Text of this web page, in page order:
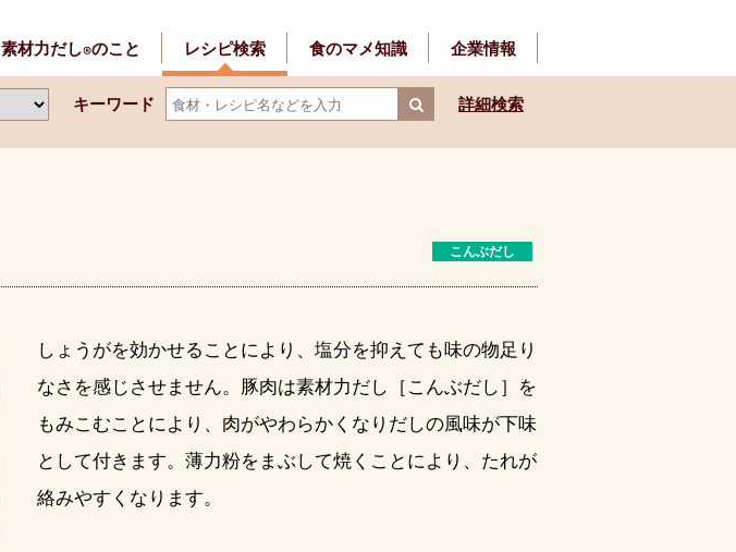
素材力だし®のこと レシピ検索 食のマメ知識 企業情報
キーワード 詳細検索
こんぶだし
しょうがを効かせることにより、塩分を抑えても味の物足り
なさを感じさせません。豚肉は素材力だし［こんぶだし］を
もみこむことにより、肉がやわらかくなりだしの風味が下味
として付きます。薄力粉をまぶして焼くことにより、たれが
絡みやすくなります。